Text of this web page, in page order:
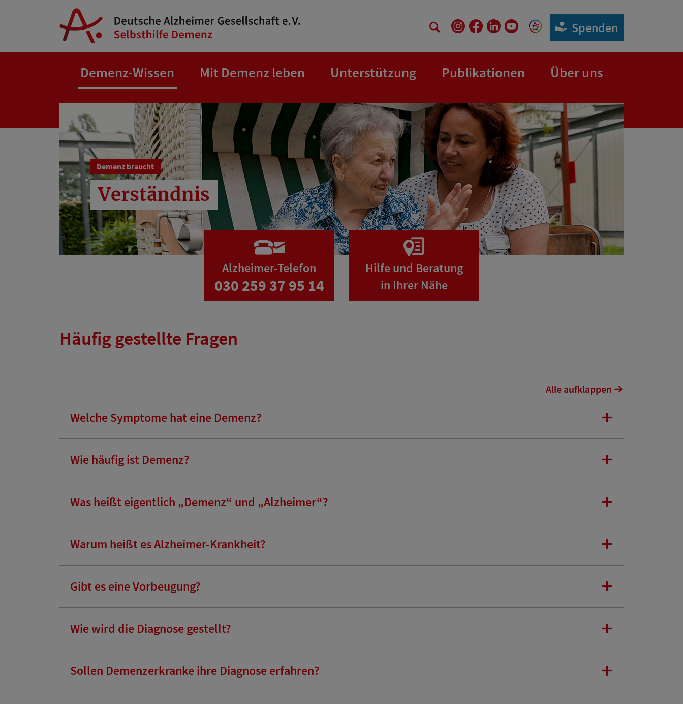
Springe zum Hauptinhalt
Spenden
Demenz-Wissen Mit Demenz leben Unterstützung Publikationen Über uns
Demenz braucht
Verständnis
Alzheimer-Telefon
030 259 37 95 14
Hilfe und Beratung
in Ihrer Nähe
Häufig gestellte Fragen
Alle aufklappen
Welche Symptome hat eine Demenz?
Wie häufig ist Demenz?
Was heißt eigentlich „Demenz“ und „Alzheimer“?
Warum heißt es Alzheimer-Krankheit?
Gibt es eine Vorbeugung?
Wie wird die Diagnose gestellt?
Sollen Demenzerkranke ihre Diagnose erfahren?